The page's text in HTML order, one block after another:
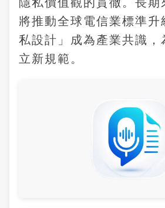
將推動全球電信業標準升
私設計」成為產業共識，
立新規範。